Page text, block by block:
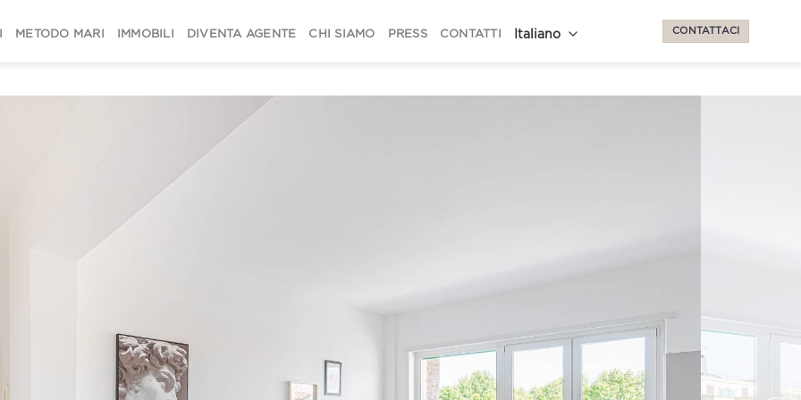
METODO MARI IMMOBILI DIVENTA AGENTE CHI SIAMO PRESS CONTATTI CONTATTACI